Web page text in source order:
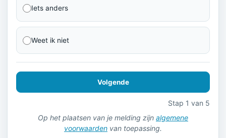
Iets anders
Weet ik niet
Volgende
Stap 1 van 5
Op het plaatsen van je melding zijn algemene
voorwaarden van toepassing.